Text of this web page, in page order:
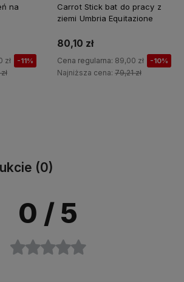
pracy z
zł -10%
zł
Cordeo Barefoot Amber
116,10 zł
Cena regularna:129,00 zł
-10%
(0)
0 / 5